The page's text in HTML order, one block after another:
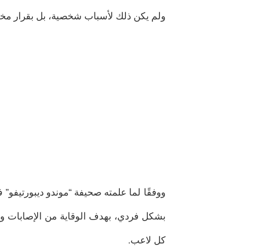
ولم يكن ذلك لأسباب شخصية، بل بقرار
ووفقًا لما علمته صحيفة “موندو
بشكل فردي، بهدف الوقاية من الإصابات
كل لاعب.